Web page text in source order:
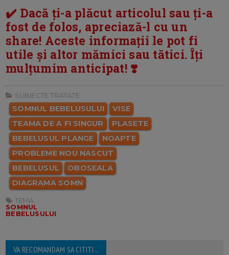
✔️ Dacă ți-a plăcut articolul sau ți-a
fost de folos, apreciază-l cu un
share! Aceste informații le pot fi
utile și altor mămici sau tătici. Îți
mulțumim anticipat! ❣️
SUBIECTE TRATATE:
SOMNUL BEBELUSULUI
VISE
TEAMA DE A FI SINGUR
PLASETE
BEBELUSUL PLANGE
NOAPTE
PROBLEME NOU NASCUT
BEBELUSUL
OBOSEALA
DIAGRAMA SOMN
TEMA:
SOMNUL
BEBELUSULUI
VA RECOMANDAM SA CITITI...